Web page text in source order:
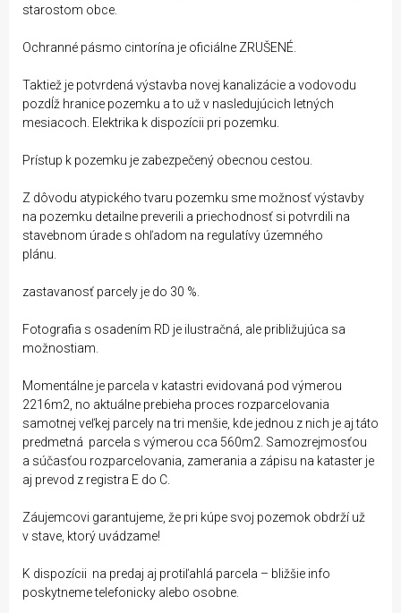
starostom obce.
Ochranné pásmo cintorína je oficiálne ZRUŠENÉ.
Taktiež je potvrdená výstavba novej kanalizácie a vodovodu
pozdĺž hranice pozemku a to už v nasledujúcich letných
mesiacoch. Elektrika k dispozícii pri pozemku.
Prístup k pozemku je zabezpečený obecnou cestou.
Z dôvodu atypického tvaru pozemku sme možnosť výstavby
na pozemku detailne preverili a priechodnosť si potvrdili na
stavebnom úrade s ohľadom na regulatívy územného
plánu.
zastavanosť parcely je do 30 %.
Fotografia s osadením RD je ilustračná, ale približujúca sa
možnostiam.
Momentálne je parcela v katastri evidovaná pod výmerou
2216m2, no aktuálne prebieha proces rozparcelovania
samotnej veľkej parcely na tri menšie, kde jednou z nich je aj táto
predmetná parcela s výmerou cca 560m2. Samozrejmosťou
a súčasťou rozparcelovania, zamerania a zápisu na kataster je
aj prevod z registra E do C.
Záujemcovi garantujeme, že pri kúpe svoj pozemok obdrží už
v stave, ktorý uvádzame!
K dispozícii na predaj aj protiľahlá parcela – bližšie info
poskytneme telefonicky alebo osobne.